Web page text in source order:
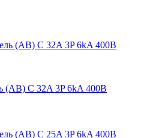
(АВ) C 32A 3P 6kA 400В